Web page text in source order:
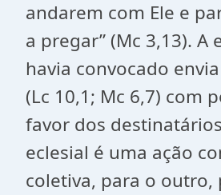
andarem com Ele e
a pregar” (Mc 3,13). A
havia convocado
(Lc 10,1; Mc 6,7) com
favor dos
eclesial é uma ação
coletiva, para o outro,